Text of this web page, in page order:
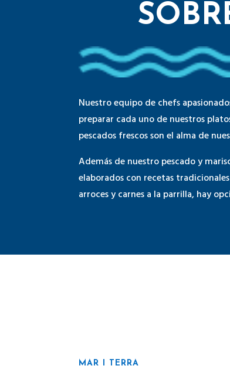
Nuestro equipo de chefs
preparar cada uno de nuestros
pescados frescos son el alma de
Además de nuestro pescado y
elaborados con recetas
arroces y carnes a la parrilla, hay
MAR I TERRA